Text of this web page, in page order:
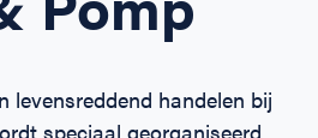
levensreddend handelen bij
speciaal georganiseerd